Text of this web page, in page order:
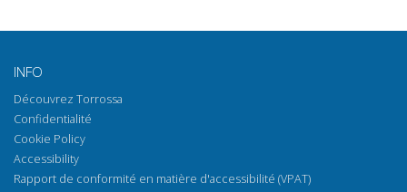
INFO
Découvrez Torrossa
Confidentialité
Cookie Policy
Accessibility
Rapport de conformité en matière d'accessibilité (VPAT)